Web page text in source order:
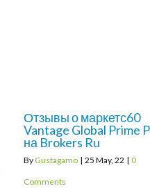
Отзывы о маркетс60
Vantage Global Prime
на Brokers Ru
By Gustagamo | 25 May, 22 | 0
Comments